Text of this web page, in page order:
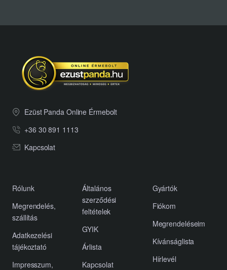
Ezüst Panda Online Érmebolt
+36 30 891 1113
Kapcsolat
Rólunk
Megrendelés,
szállítás
Adatkezelési
tájékoztató
Impresszum,
Általános
szerződési
feltételek
GYIK
Árlista
Kapcsolat
Gyártók
Fiókom
Megrendeléseim
Kívánságlista
Hírlevél